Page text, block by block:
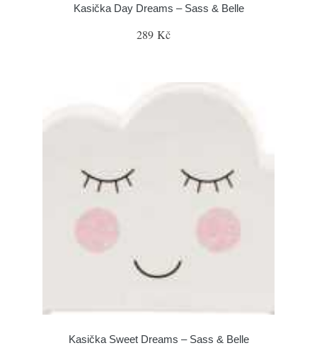
Kasička Day Dreams – Sass & Belle
289 Kč
Kasička Sweet Dreams – Sass & Belle